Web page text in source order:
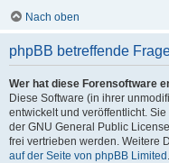
Nach oben
phpBB betreffende
Wer hat diese Forensoftware
Diese Software (in ihrer
entwickelt und veröffentlicht.
der GNU General Public
frei vertrieben werden. Weitere
auf der Seite von phpBB Limited